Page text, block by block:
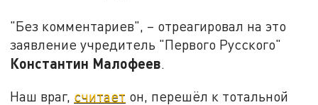
"Без комментариев", – отреагировал на это
заявление учредитель "Первого Русского"
Константин Малофеев.
Наш враг, считает он, перешёл к тотальной